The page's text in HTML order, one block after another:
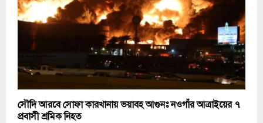
সৌদি আরবে সোফা কারখানায় ভয়াবহ আগুনঃ নওগাঁর আত্রাইয়ের ৭
প্রবাসী শ্রমিক নিহত